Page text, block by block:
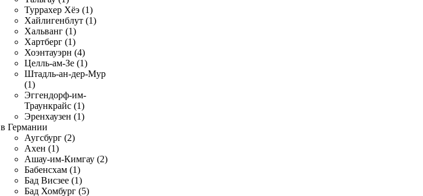
Туррахер Хёэ (1)
Хайлигенблут (1)
Хальванг (1)
Хартберг (1)
Хоэнтауэрн (4)
Целль-ам-Зе (1)
Штадль-ан-дер-Мур
(1)
Эггендорф-им-
Траункрайс (1)
Эренхаузен (1)
в Германии
Аугсбург (2)
Ахен (1)
Ашау-им-Кимгау (2)
Бабенсхам (1)
Бад Висзее (1)
Бад Хомбург (5)